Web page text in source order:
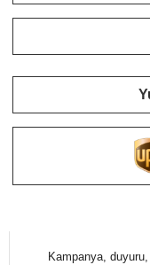
Kampanya,